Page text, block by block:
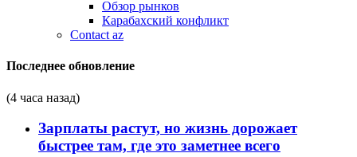
Обзор рынков
Карабахский конфликт
Contact az
Последнее обновление
(4 часа назад)
Зарплаты растут, но жизнь дорожает
быстрее там, где это заметнее всего